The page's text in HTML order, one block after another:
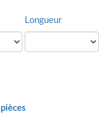
Longueur
pièces